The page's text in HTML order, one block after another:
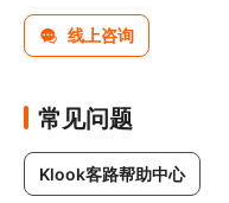
线上咨询
常见问题
Klook客路帮助中心